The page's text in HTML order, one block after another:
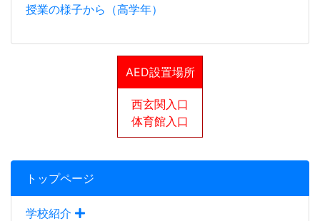
AED設置場所
西玄関入口
体育館入口
トップページ
学校紹介
授業の様子から（高学年）